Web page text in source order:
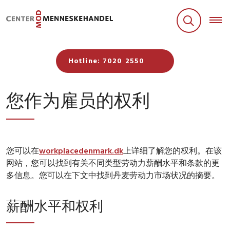
Hotline: 7020 2550
您作为雇员的权利
您可以在workplacedenmark.dk上详细了解您的权利。在该
网站，您可以找到有关不同类型劳动力薪酬水平和条款的更
多信息。您可以在下文中找到丹麦劳动力市场状况的摘要。
薪酬水平和权利